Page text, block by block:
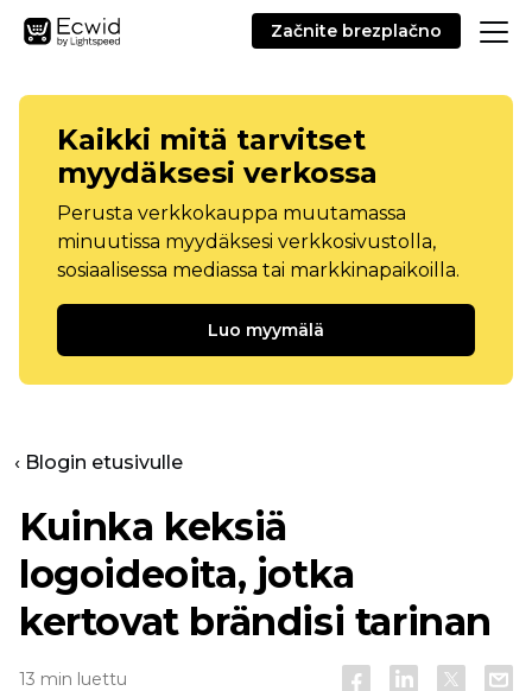
Začnite brezplačno
Kaikki mitä tarvitset
myydäksesi verkossa
Perusta verkkokauppa muutamassa
minuutissa myydäksesi verkkosivustolla,
sosiaalisessa mediassa tai markkinapaikoilla.
Luo myymälä
‹ Blogin etusivulle
Kuinka keksiä
logoideoita, jotka
kertovat brändisi tarinan
13 min luettu